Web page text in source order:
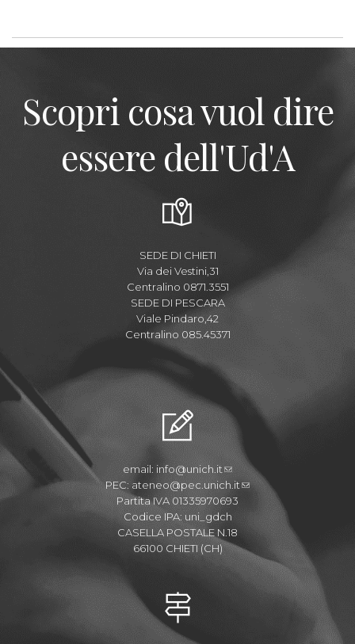
Scopri cosa vuol dire
essere dell'Ud'A
SEDE DI CHIETI
Via dei Vestini,31
Centralino 0871.3551
SEDE DI PESCARA
Viale Pindaro,42
Centralino 085.45371
email: info@unich.it
PEC: ateneo@pec.unich.it
Partita IVA 01335970693
Codice IPA: uni_gdch
CASELLA POSTALE N.18
66100 CHIETI (CH)